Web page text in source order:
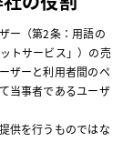
ー（第2条：用語の
トサービス」）の売
ザーと利用者間のペ
当事者であるユーザ
供を行うものではな